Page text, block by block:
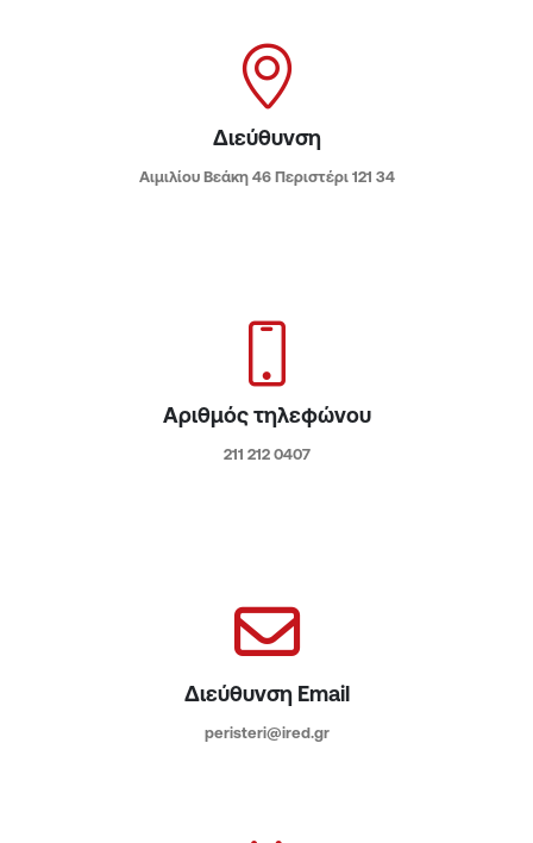
Διεύθυνση
Αιμιλίου Βεάκη 46 Περιστέρι 121 34
Αριθμός τηλεφώνου
211 212 0407
Διεύθυνση Email
peristeri@ired.gr